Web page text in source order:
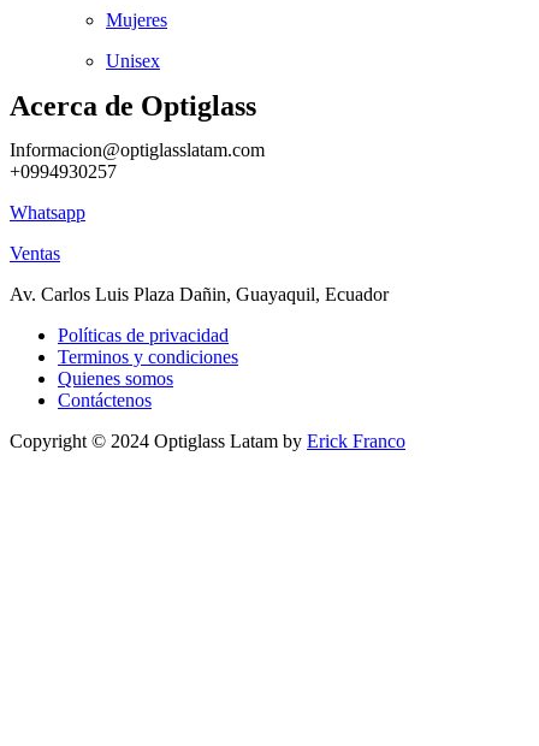
Mujeres
Unisex
Acerca de Optiglass
Informacion@optiglasslatam.com
+0994930257
Whatsapp
Ventas
Av. Carlos Luis Plaza Dañin, Guayaquil, Ecuador
Políticas de privacidad
Terminos y condiciones
Quienes somos
Contáctenos
Copyright © 2024 Optiglass Latam by Erick Franco